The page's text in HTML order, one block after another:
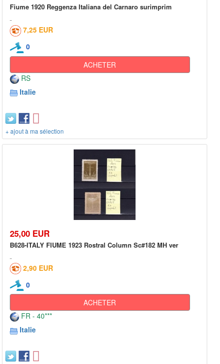
Fiume 1920 Reggenza Italiana del Carnaro surimprim
7,25 EUR
0
ACHETER
RS
Italie
+ ajout à ma sélection
25,00 EUR
B628-ITALY FIUME 1923 Rostral Column Sc#182 MH ver
2,90 EUR
0
ACHETER
FR - 40***
Italie